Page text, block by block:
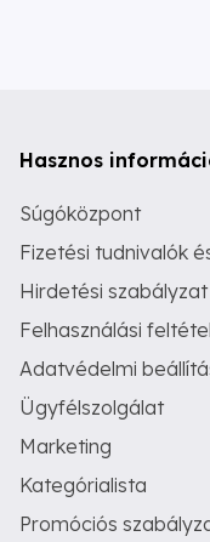
Hasznos
Súgóközpont
Fizetési tudnivalók
Hirdetési szabályzat
Felhasználási
Adatvédelmi
Ügyfélszolgálat
Marketing
Kategórialista
Promóciós